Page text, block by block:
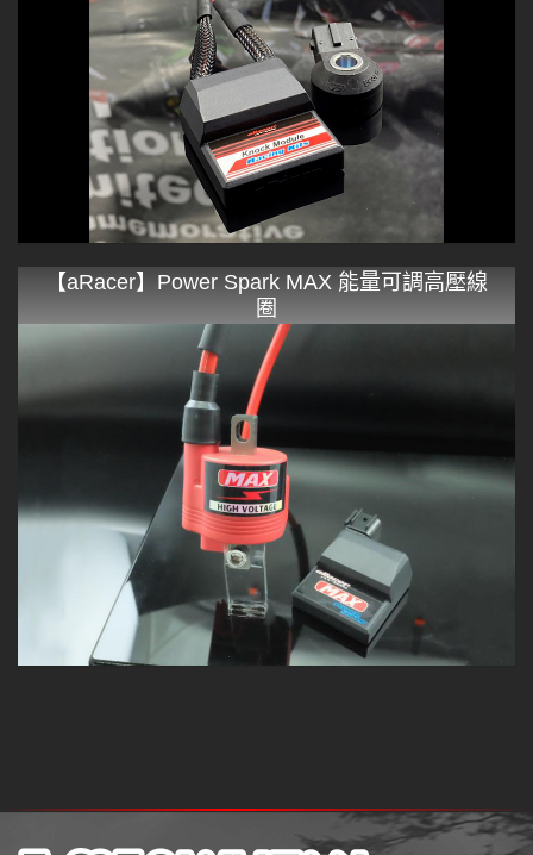
【aRacer】Power Spark MAX 能量可調高壓線
圈